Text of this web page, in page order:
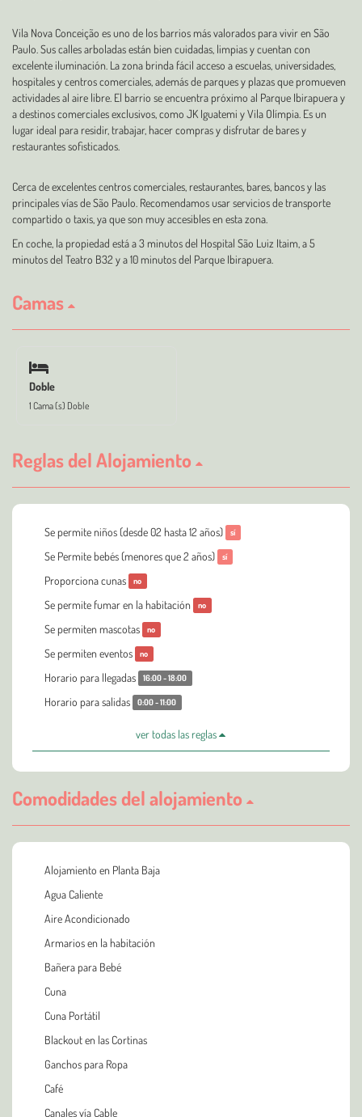
Vila Nova Conceição es uno de los barrios más valorados para vivir en São
Paulo. Sus calles arboladas están bien cuidadas, limpias y cuentan con
excelente iluminación. La zona brinda fácil acceso a escuelas, universidades,
hospitales y centros comerciales, además de parques y plazas que promueven
actividades al aire libre. El barrio se encuentra próximo al Parque Ibirapuera y
a destinos comerciales exclusivos, como JK Iguatemi y Vila Olímpia. Es un
lugar ideal para residir, trabajar, hacer compras y disfrutar de bares y
restaurantes sofisticados.
Cerca de excelentes centros comerciales, restaurantes, bares, bancos y las
principales vías de São Paulo. Recomendamos usar servicios de transporte
compartido o taxis, ya que son muy accesibles en esta zona.
En coche, la propiedad está a 3 minutos del Hospital São Luiz Itaim, a 5
minutos del Teatro B32 y a 10 minutos del Parque Ibirapuera.
Camas
Doble
1 Cama (s) Doble
Reglas del Alojamiento
Se permite niños (desde 02 hasta 12 años) sí
Se Permite bebés (menores que 2 años) sí
Proporciona cunas no
Se permite fumar en la habitación no
Se permiten mascotas no
Se permiten eventos no
Horario para llegadas 16:00 - 18:00
Horario para salidas 0:00 - 11:00
ver todas las reglas
Comodidades del alojamiento
Alojamiento en Planta Baja
Agua Caliente
Aire Acondicionado
Armarios en la habitación
Bañera para Bebé
Cuna
Cuna Portátil
Blackout en las Cortinas
Ganchos para Ropa
Café
Canales vía Cable